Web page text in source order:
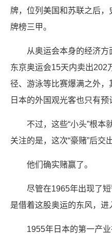
牌，位列美国和苏联之后
牌榜三甲。
从奥运会本身的经济方
东京奥运会15天内卖出202
径、游泳等比赛爆满之外，
日本的外国观光客也只有预
不过，这些“小头”根本
关注的是，这次“豪赌”后交
他们确实赌赢了。
尽管在1965年出现了
是借着这股奥运的东风，进
1955年日本的第一产